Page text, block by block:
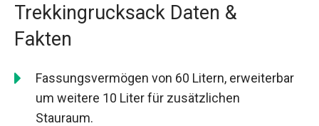
Trekkingrucksack Daten &
Fakten
Fassungsvermögen von 60 Litern, erweiterbar
um weitere 10 Liter für zusätzlichen
Stauraum.